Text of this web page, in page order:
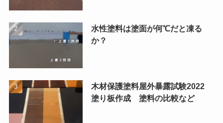
水性塗料は塗面が何℃だと凍る
か？
木材保護塗料屋外暴露試験2022
塗り板作成 塗料の比較など